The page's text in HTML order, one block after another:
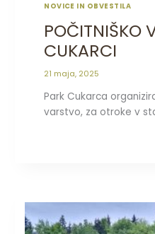
NOVICE IN OBVESTILA
POČITNIŠKO
CUKARCI
21 maja, 2025
Park Cukarca
varstvo, za otroke v